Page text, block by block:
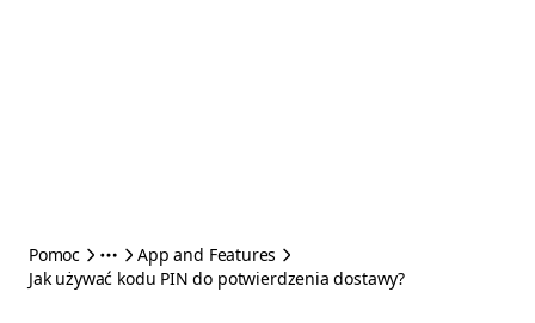
Pomoc
App and Features
Jak używać kodu PIN do potwierdzenia dostawy?